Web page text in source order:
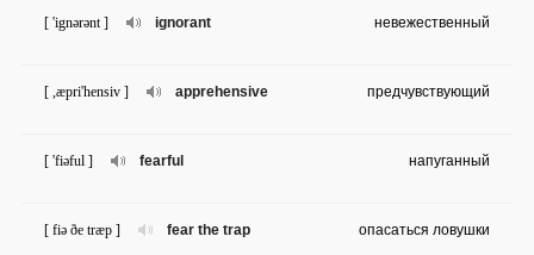
ignorant
[ 'ignərənt ] невежественный
apprehensive
[ ,æpri'hensiv ] предчувствующий
fearful
[ 'fiəful ] напуганный
fear the trap
[ fiə ðe træp ] опасаться ловушки